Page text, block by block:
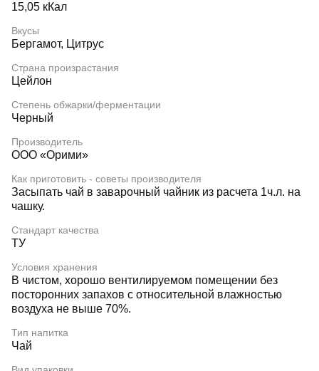
15,05 кКал
Вкусы
Бергамот, Цитрус
Страна произрастания
Цейлон
Степень обжарки/ферментации
Черный
Производитель
ООО «Орими»
Как приготовить - советы производителя
Засыпать чай в заварочный чайник из расчета 1ч.л. на
чашку.
Стандарт качества
ТУ
Условия хранения
В чистом, хорошо вентилируемом помещении без
посторонних запахов с относительной влажностью
воздуха не выше 70%.
Тип напитка
Чай